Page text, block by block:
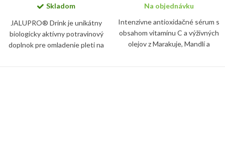
Skladom
JALUPRO® Drink je unikátny
biologicky aktívny potravinový
doplnok pre omladenie pleti na
Na objednávku
Intenzívne antioxidačné sérum s
obsahom vitamínu C a výživných
olejov z Marakuje, Mandlí a